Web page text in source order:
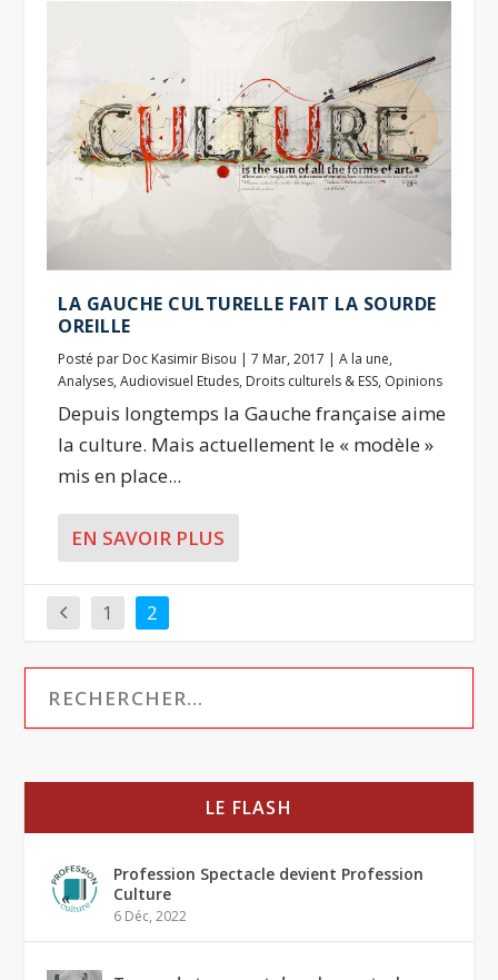
LA GAUCHE CULTURELLE FAIT LA SOURDE
OREILLE
Posté par Doc Kasimir Bisou |7 Mar, 2017 |A la une,
Analyses,Audiovisuel Etudes, Droits culturels & ESS, Opinions
Depuis longtemps la Gauche française aime
la culture. Mais actuellement le « modèle »
mis en place...
EN SAVOIR PLUS
1 2
LE FLASH
Profession Spectacle devient Profession
Culture
6 Déc, 2022